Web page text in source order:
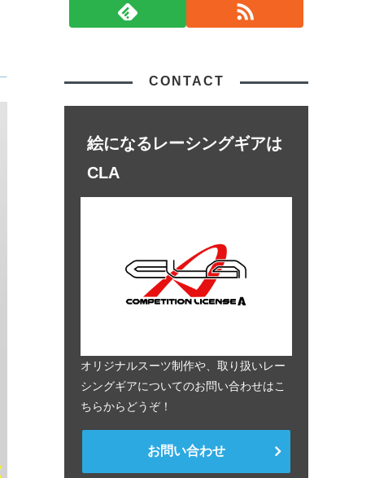
CONTACT
絵になるレーシングギアは
CLA
オリジナルスーツ制作や、取り扱いレー
シングギアについてのお問い合わせはこ
ちらからどうぞ！
お問い合わせ